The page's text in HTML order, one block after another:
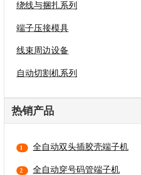
绕线与捆扎系列
端子压接模具
线束周边设备
自动切割机系列
热销产品
全自动双头插胶壳端子机
全自动穿号码管端子机